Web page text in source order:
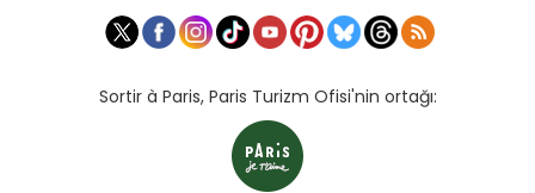
Sortir à Paris, Paris Turizm Ofisi'nin ortağı: